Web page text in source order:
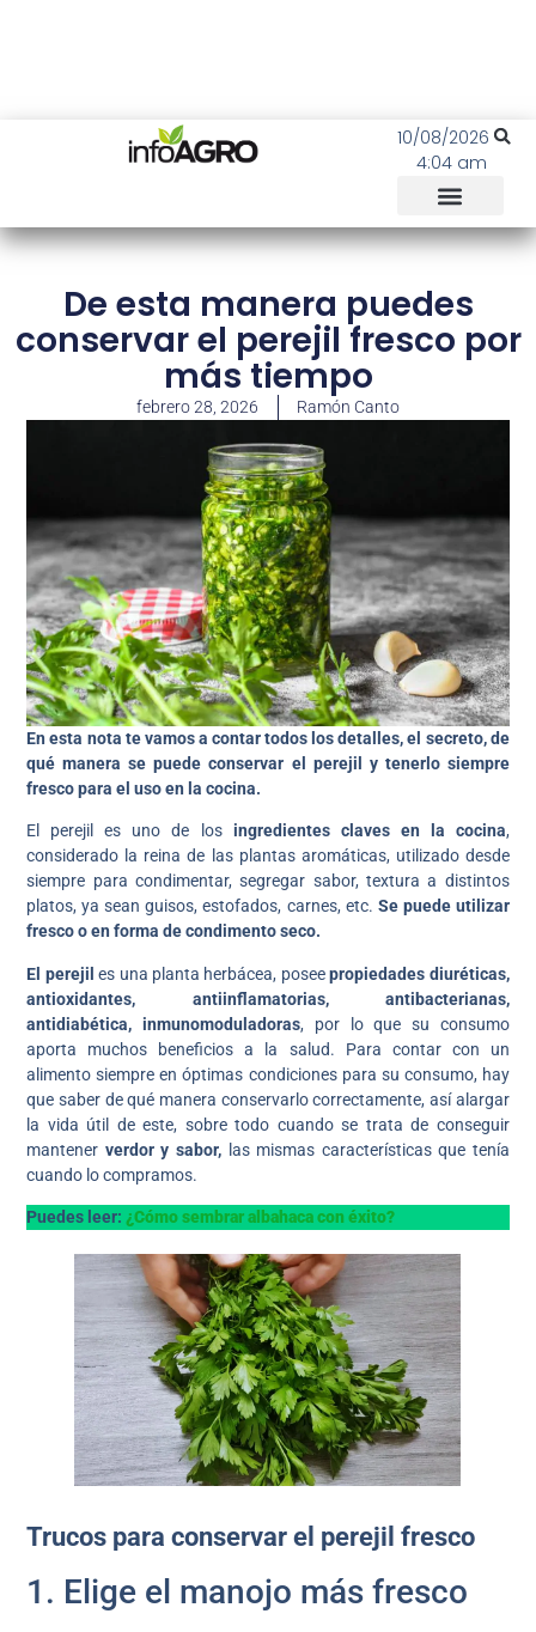
10/08/2026
4:04 am
De esta manera puedes
conservar el perejil fresco por
más tiempo
febrero 28, 2026 Ramón Canto
En esta nota te vamos a contar todos los detalles, el secreto, de
qué manera se puede conservar el perejil y tenerlo siempre
fresco para el uso en la cocina.
El perejil es uno de los ingredientes claves en la cocina,
considerado la reina de las plantas aromáticas, utilizado desde
siempre para condimentar, segregar sabor, textura a distintos
platos, ya sean guisos, estofados, carnes, etc. Se puede utilizar
fresco o en forma de condimento seco.
El perejiles una planta herbácea, poseepropiedades diuréticas,
antioxidantes, antiinflamatorias, antibacterianas,
antidiabética, inmunomoduladoras, por lo que su consumo
aporta muchos beneficios a la salud. Para contar con un
alimento siempre en óptimas condiciones para su consumo, hay
que saber de qué manera conservarlo correctamente, así alargar
la vida útil de este, sobre todo cuando se trata de conseguir
mantener verdor y sabor,las mismas características que tenía
cuando lo compramos.
Puedes leer:¿Cómo sembrar albahaca con éxito?
Trucos para conservar el perejil fresco
1. Elige el manojo más fresco